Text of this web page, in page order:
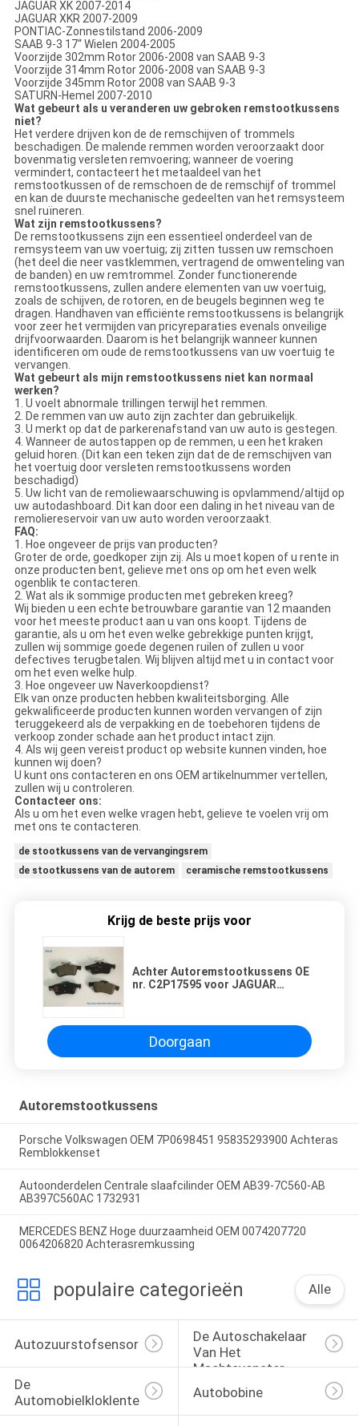
JAGUAR XK 2007-2014
JAGUAR XKR 2007-2009
PONTIAC-Zonnestilstand 2006-2009
SAAB 9-3 17“ Wielen 2004-2005
Voorzijde 302mm Rotor 2006-2008 van SAAB 9-3
Voorzijde 314mm Rotor 2006-2008 van SAAB 9-3
Voorzijde 345mm Rotor 2008 van SAAB 9-3
SATURN-Hemel 2007-2010
Wat gebeurt als u veranderen uw gebroken remstootkussens
niet?
Het verdere drijven kon de de remschijven of trommels
beschadigen. De malende remmen worden veroorzaakt door
bovenmatig versleten remvoering; wanneer de voering
vermindert, contacteert het metaaldeel van het
remstootkussen of de remschoen de de remschijf of trommel
en kan de duurste mechanische gedeelten van het remsysteem
snel ruïneren.
Wat zijn remstootkussens?
De remstootkussens zijn een essentieel onderdeel van de
remsysteem van uw voertuig; zij zitten tussen uw remschoen
(het deel die neer vastklemmen, vertragend de omwenteling van
de banden) en uw remtrommel. Zonder functionerende
remstootkussens, zullen andere elementen van uw voertuig,
zoals de schijven, de rotoren, en de beugels beginnen weg te
dragen. Handhaven van efficiënte remstootkussens is belangrijk
voor zeer het vermijden van pricyreparaties evenals onveilige
drijfvoorwaarden. Daarom is het belangrijk wanneer kunnen
identificeren om oude de remstootkussens van uw voertuig te
vervangen.
Wat gebeurt als mijn remstootkussens niet kan normaal
werken?
1. U voelt abnormale trillingen terwijl het remmen.
2. De remmen van uw auto zijn zachter dan gebruikelijk.
3. U merkt op dat de parkerenafstand van uw auto is gestegen.
4. Wanneer de autostappen op de remmen, u een het kraken
geluid horen. (Dit kan een teken zijn dat de de remschijven van
het voertuig door versleten remstootkussens worden
beschadigd)
5. Uw licht van de remoliewaarschuwing is opvlammend/altijd op
uw autodashboard. Dit kan door een daling in het niveau van de
remoliereservoir van uw auto worden veroorzaakt.
FAQ:
1. Hoe ongeveer de prijs van producten?
Groter de orde, goedkoper zijn zij. Als u moet kopen of u rente in
onze producten bent, gelieve met ons op om het even welk
ogenblik te contacteren.
2. Wat als ik sommige producten met gebreken kreeg?
Wij bieden u een echte betrouwbare garantie van 12 maanden
voor het meeste product aan u van ons koopt. Tijdens de
garantie, als u om het even welke gebrekkige punten krijgt,
zullen wij sommige goede degenen ruilen of zullen u voor
defectives terugbetalen. Wij blijven altijd met u in contact voor
om het even welke hulp.
3. Hoe ongeveer uw Naverkoopdienst?
Elk van onze producten hebben kwaliteitsborging. Alle
gekwalificeerde producten kunnen worden vervangen of zijn
teruggekeerd als de verpakking en de toebehoren tijdens de
verkoop zonder schade aan het product intact zijn.
4. Als wij geen vereist product op website kunnen vinden, hoe
kunnen wij doen?
U kunt ons contacteren en ons OEM artikelnummer vertellen,
zullen wij u controleren.
Contacteer ons:
Als u om het even welke vragen hebt, gelieve te voelen vrij om
met ons te contacteren.
de stootkussens van de vervangingsrem
de stootkussens van de autorem
ceramische remstootkussens
Krijg de beste prijs voor
Achter Autoremstootkussens OE
nr. C2P17595 voor JAGUAR
Doorgaan
Autoremstootkussens
Porsche Volkswagen OEM 7P0698451 95835293900 Achteras
Remblokkenset
Autoonderdelen Centrale slaafcilinder OEM AB39-7C560-AB
AB397C560AC 1732931
MERCEDES BENZ Hoge duurzaamheid OEM 0074207720
0064206820 Achterasremkussing
populaire categorieën Alle
Autozuurstofsensor
De Autoschakelaar
Van Het
Machtsvenster
De
Automobielkloklente
Autobobine